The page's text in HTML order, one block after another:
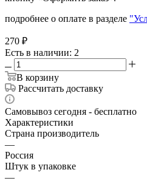
подробнее о оплате в разделе
270 ₽
Есть в наличии: 2
В корзину
Рассчитать доставку
Самовывоз сегодня - бесплатно
Характеристики
Страна производитель
—
Россия
Штук в упаковке
—